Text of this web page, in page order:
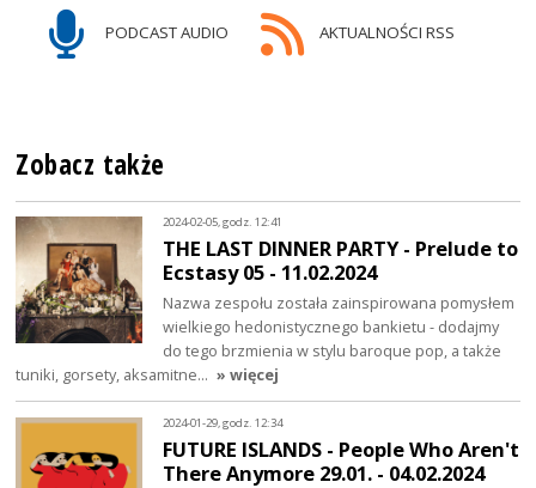
PODCAST AUDIO AKTUALNOŚCI RSS
Zobacz także
2024-02-05, godz. 12:41
THE LAST DINNER PARTY - Prelude to
Ecstasy 05 - 11.02.2024
Nazwa zespołu została zainspirowana pomysłem
wielkiego hedonistycznego bankietu - dodajmy
do tego brzmienia w stylu baroque pop, a także
tuniki, gorsety, aksamitne… » więcej
2024-01-29, godz. 12:34
FUTURE ISLANDS - People Who Aren't
There Anymore 29.01. - 04.02.2024